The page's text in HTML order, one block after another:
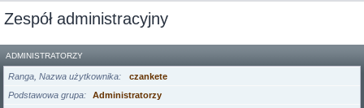
Zespół administracyjny
ADMINISTRATORZY
Ranga, Nazwa użytkownika
czankete
Podstawowa grupa
Administratorzy